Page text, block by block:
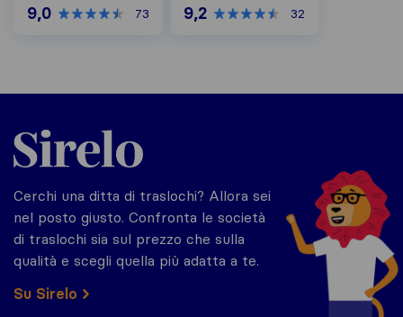
9,0 73 9,2 32
Sirelo.it
Cerchi una ditta di traslochi? Allora sei
nel posto giusto. Confronta le società
di traslochi sia sul prezzo che sulla
qualità e scegli quella più adatta a te.
Su Sirelo